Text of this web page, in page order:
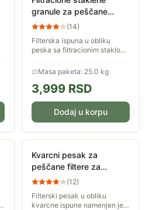
granule za peščane
filtere za bazene 1-2mm
(14)
Filterska ispuna u obliku
peska sa filtracionim staklom
filtera za bazene. Granulacija:
1-2mm. Količina: 25kg
⚖Masa paketa: 25.0 kg
3,999 RSD
Dodaj u korpu
Kvarcni pesak za
peščane filtere za
bazene 0,4-0,8mm 25kg
(12)
Filterski pesak u obliku
kvarcne ispune namenjen je